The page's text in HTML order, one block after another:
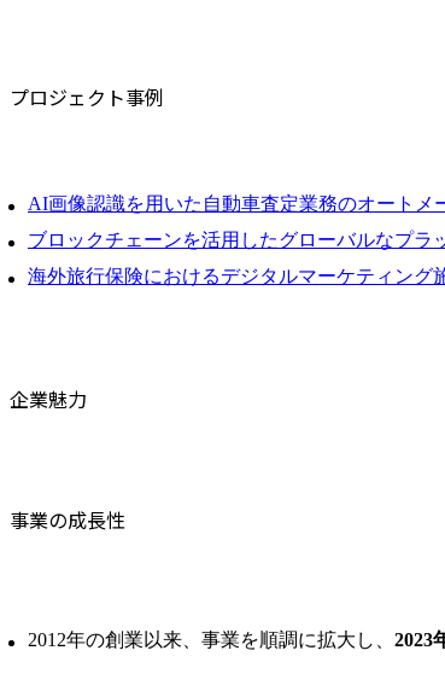
プロジェクト事例
AI画像認識を用いた自動車査定業務のオートメ
ブロックチェーンを活用したグローバルなプラ
海外旅行保険におけるデジタルマーケティング
企業魅力
事業の成長性
2012年の創業以来、事業を順調に拡大し、 2023